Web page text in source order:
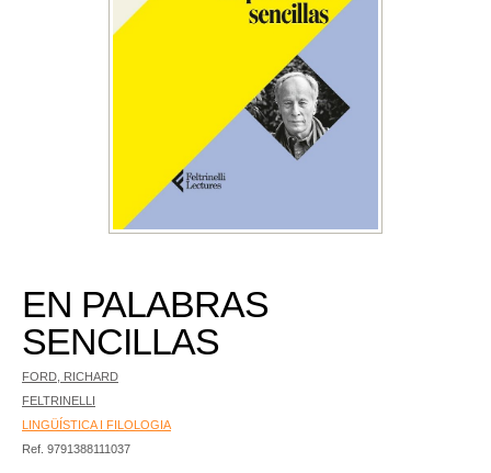
EN PALABRAS
SENCILLAS
FORD, RICHARD
FELTRINELLI
LINGÜÍSTICA I FILOLOGIA
Ref. 9791388111037